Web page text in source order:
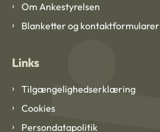
Om Ankestyrelsen
Blanketter og kontaktformularer
Links
Tilgængelighedserklæring
Cookies
Persondatapolitik